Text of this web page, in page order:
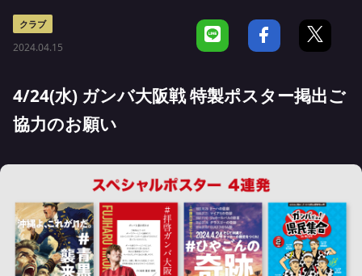
クラブ
2024.04.15
4/24(水) ガンバ大阪戦 特製ポスター掲出ご
協力のお願い